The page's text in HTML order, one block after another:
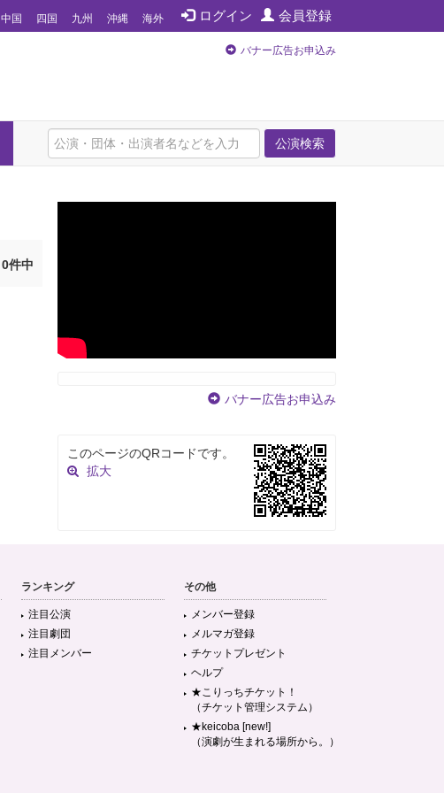
ログイン 会員登録
中国 四国 九州 沖縄 海外
バナー広告お申込み
公演検索
件中
バナー広告お申込み
このページのQRコードです。
拡大
ランキング
注目公演
注目劇団
注目メンバー
その他
メンバー登録
メルマガ登録
チケットプレゼント
ヘルプ
★こりっちチケット！
（チケット管理システム）
★keicoba [new!]
（演劇が生まれる場所から。）